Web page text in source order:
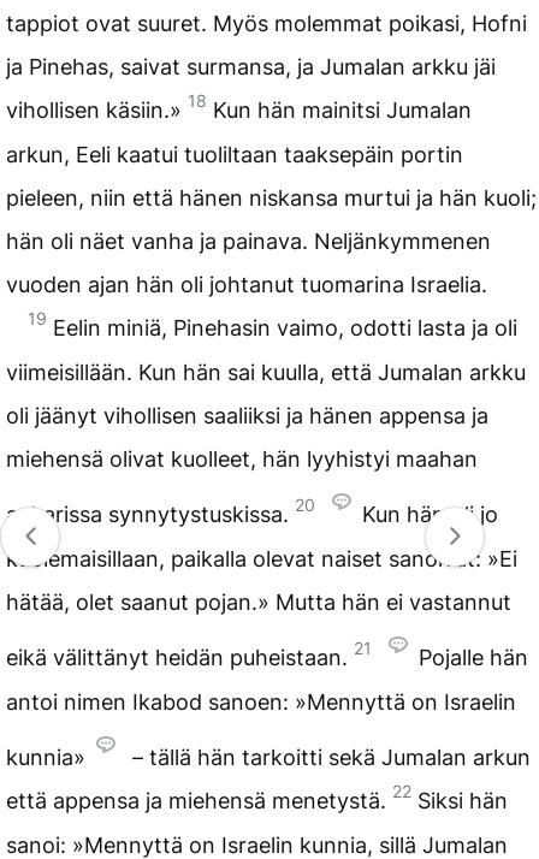
tappiot ovat suuret. Myös molemmat poikasi, Hofni
ja Pinehas, saivat surmansa, ja Jumalan arkku jäi
vihollisen käsiin.» 18 Kun hän mainitsi Jumalan
arkun, Eeli kaatui tuoliltaan taaksepäin portin
pieleen, niin että hänen niskansa murtui ja hän kuoli;
hän oli näet vanha ja painava. Neljänkymmenen
vuoden ajan hän oli johtanut tuomarina Israelia.
19 Eelin miniä, Pinehasin vaimo, odotti lasta ja oli
viimeisillään. Kun hän sai kuulla, että Jumalan arkku
oli jäänyt vihollisen saaliiksi ja hänen appensa ja
miehensä olivat kuolleet, hän lyyhistyi maahan
ankarissa synnytystuskissa. 20
Kun hän oli jo
kuolemaisillaan, paikalla olevat naiset sanoivat: »Ei
hätää, olet saanut pojan.» Mutta hän ei vastannut
eikä välittänyt heidän puheistaan. 21
Pojalle hän
antoi nimen Ikabod sanoen: »Mennyttä on Israelin
kunnia»
– tällä hän tarkoitti sekä Jumalan arkun
että appensa ja miehensä menetystä. 22 Siksi hän
sanoi: »Mennyttä on Israelin kunnia, sillä Jumalan